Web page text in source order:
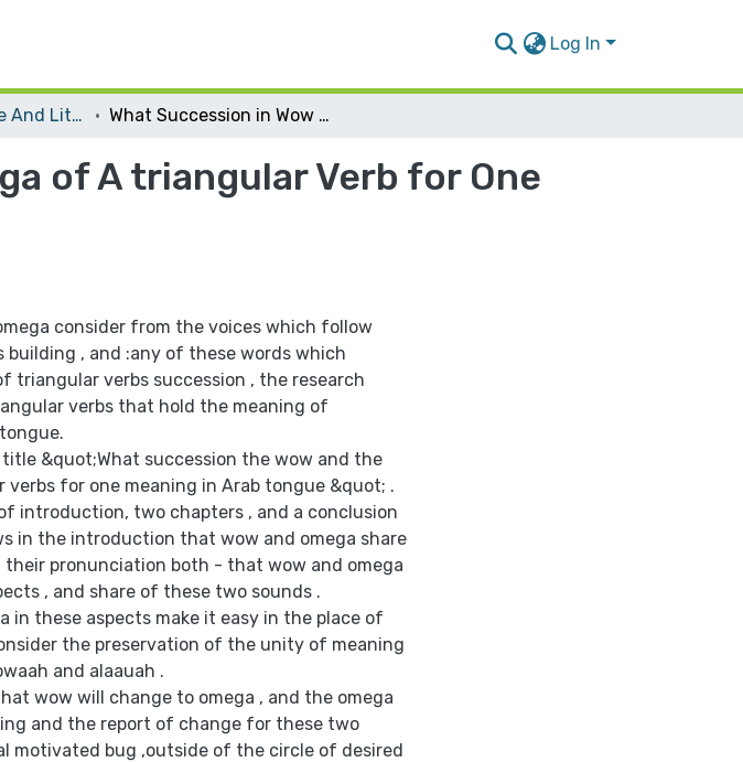
Log In
Arabic Language And Literature What Succession in Wow and Omega of A triangular Verb for One Meaning in the Arab Tongue
of A triangular Verb for One
consider from the voices which follow
building , and :any of these words which
triangular verbs succession , the research
verbs that hold the meaning of
&quot;What succession the wow and the
for one meaning in Arab tongue &quot; .
introduction, two chapters , and a conclusion
in the introduction that wow and omega share
their pronunciation both - that wow and omega
, and share of these two sounds .
in these aspects make it easy in the place of
the preservation of the unity of meaning
and alaauah .
wow will change to omega , and the omega
and the report of change for these two
motivated bug ,outside of the circle of desired